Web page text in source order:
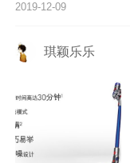
2019-12-09
琪颖乐乐